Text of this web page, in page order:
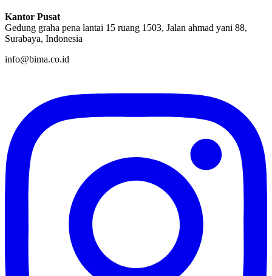
Kantor Pusat
Gedung graha pena lantai 15 ruang 1503, Jalan ahmad yani 88,
Surabaya, Indonesia
info@bima.co.id